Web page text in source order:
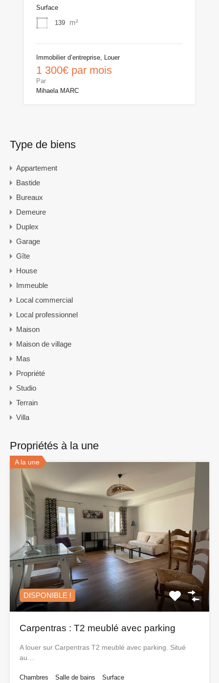
Surface
139 m²
Immobilier d’entreprise, Louer
1 300€ par mois
Par
Mihaela MARC
Type de biens
Appartement
Bastide
Bureaux
Demeure
Duplex
Garage
Gîte
House
Immeuble
Local commercial
Local professionnel
Maison
Maison de village
Mas
Propriété
Studio
Terrain
Villa
Propriétés à la une
A la une
DISPONIBLE !
Carpentras : T2 meublé avec parking
A louer sur Carpentras T2 meublé avec parking. Situé
au…
Chambres
Salle de bains
Surface